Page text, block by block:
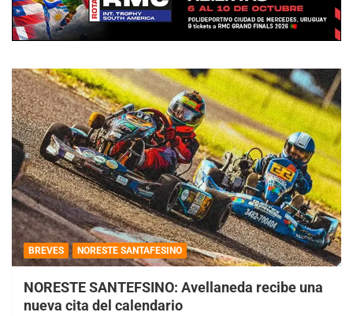
BREVES NORESTE SANTAFESINO
NORESTE SANTEFSINO: Avellaneda recibe una
nueva cita del calendario